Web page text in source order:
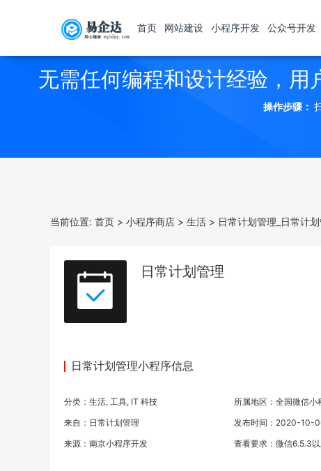
首页 网站建设 小程序开发 公众号开发
无需任何编程和设计经验，
操作步骤：
当前位置: 首页 > 小程序商店 > 生活 > 日常计划管理_日常计
日常计划管理
日常计划管理小程序信息
分类： 生活, 工具, IT 科技
所属地区：全国微信小
来自：日常计划管理
发布时间：2020-10-
来源： 南京小程序开发 查看要求：微信6.5.3